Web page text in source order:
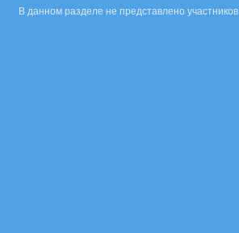
В данном разделе не представлено участников